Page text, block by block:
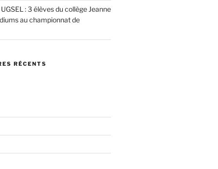
: 3 élèves du collège Jeanne
au championnat de
RÉCENTS